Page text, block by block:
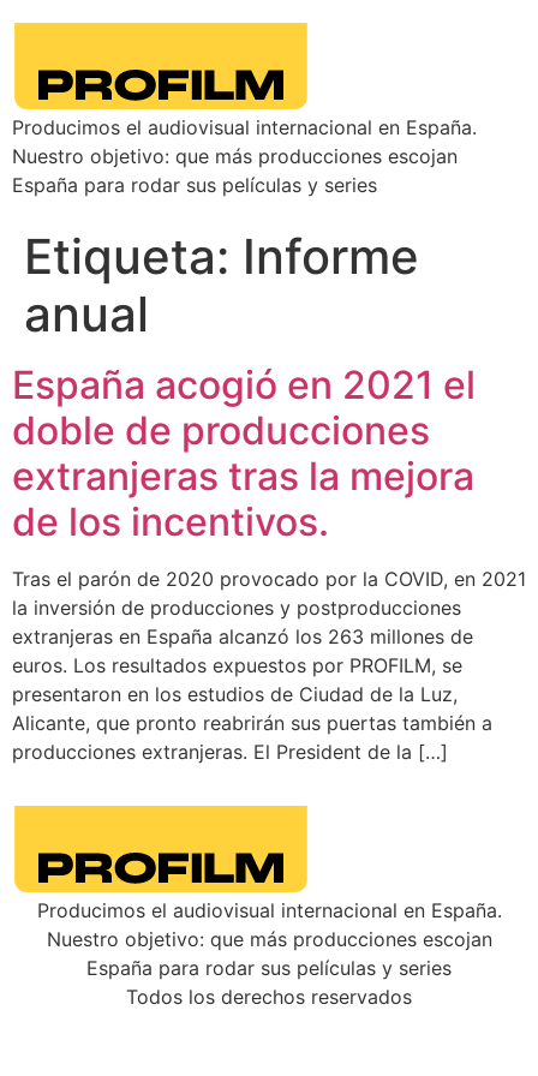
Producimos el audiovisual internacional en España.
Nuestro objetivo: que más producciones escojan
España para rodar sus películas y series
Etiqueta: Informe
anual
España acogió en 2021 el
doble de producciones
extranjeras tras la mejora
de los incentivos.
Tras el parón de 2020 provocado por la COVID, en 2021
la inversión de producciones y postproducciones
extranjeras en España alcanzó los 263 millones de
euros. Los resultados expuestos por PROFILM, se
presentaron en los estudios de Ciudad de la Luz,
Alicante, que pronto reabrirán sus puertas también a
producciones extranjeras. El President de la […]
Producimos el audiovisual internacional en España.
Nuestro objetivo: que más producciones escojan
España para rodar sus películas y series
Todos los derechos reservados